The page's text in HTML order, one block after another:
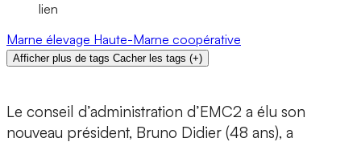
lien
Marne élevage Haute-Marne coopérative
Afficher plus de tags Cacher les tags (+)
Le conseil d’administration d’EMC2 a élu son
nouveau président, Bruno Didier (48 ans), a